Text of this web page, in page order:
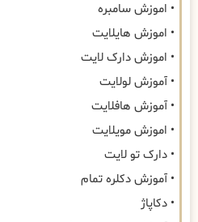
• اموزش سامبره
• اموزش هایلایت
• اموزش دارک لایت
• آموزش لولایت
• آموزش هافلایت
• اموزش مویلایت
• دارک تو لایت
• آموزش دکلره تمام
• دکاپاژ